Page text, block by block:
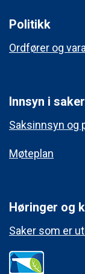
Politikk
Ordfører og
Innsyn i saker
Saksinnsyn og
Møteplan
Høringer og
Saker som er